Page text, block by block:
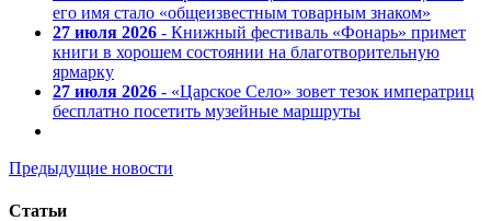
его имя стало «общеизвестным товарным знаком»
27 июля 2026 - Книжный фестиваль «Фонарь» примет
книги в хорошем состоянии на благотворительную
ярмарку
27 июля 2026 - «Царское Село» зовет тезок императриц
бесплатно посетить музейные маршруты
Предыдущие новости
Статьи